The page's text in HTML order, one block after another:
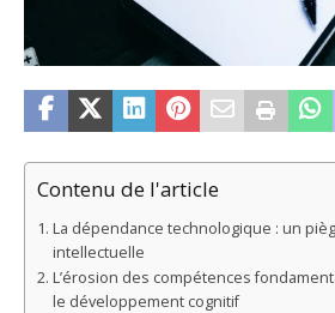
Contenu de l'article
La dépendance technologique : un
intellectuelle
L’érosion des compétences
le développement cognitif